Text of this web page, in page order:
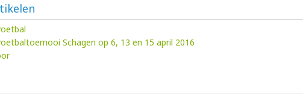
Schagen op 6, 13 en 15 april 2016